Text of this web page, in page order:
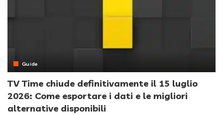
Guide
TV Time chiude definitivamente il 15 luglio
2026: Come esportare i dati e le migliori
alternative disponibili